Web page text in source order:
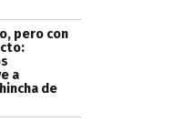
pero con
a
de